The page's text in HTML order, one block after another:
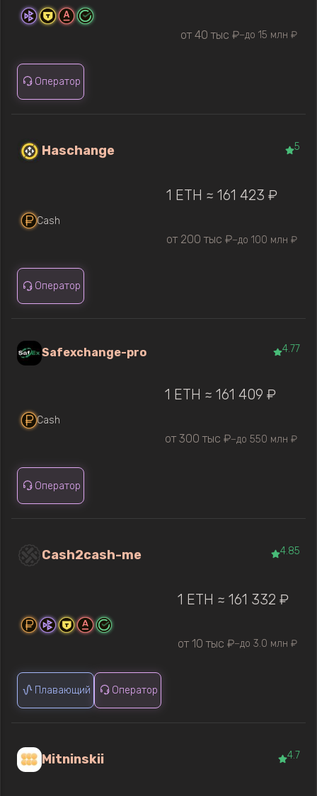
от 40 тыс ₽—до 15 млн ₽
Оператор
Haschange 5
Cash
1 ETH ≈ 161 423 ₽
от 200 тыс ₽—до 100 млн ₽
Оператор
Safexchange-pro 4.77
Cash
1 ETH ≈ 161 409 ₽
от 300 тыс ₽—до 550 млн ₽
Оператор
Cash2cash-me 4.85
1 ETH ≈ 161 332 ₽
от 10 тыс ₽—до 3.0 млн ₽
Плавающий Оператор
Mitninskii 4.7